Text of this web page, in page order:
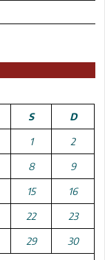
S D
1 2
8 9
15 16
22 23
29 30